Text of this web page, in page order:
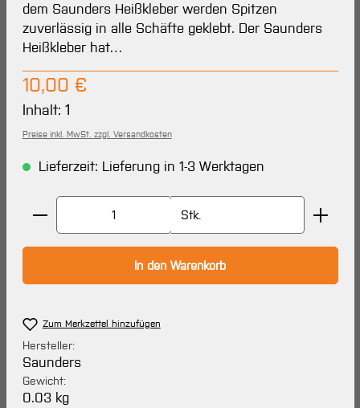
dem Saunders Heißkleber werden Spitzen
zuverlässig in alle Schäfte geklebt. Der Saunders
Heißkleber hat…
Regulärer Preis:
10,00 €
Inhalt: 1
Preise inkl. MwSt. zzgl. Versandkosten
Lieferzeit: Lieferung in 1-3 Werktagen
Produkt Anzahl: Gib den gewünschten Wert ein
Stk.
In den Warenkorb
Zum Merkzettel hinzufügen
Hersteller:
Saunders
Gewicht:
0.03 kg